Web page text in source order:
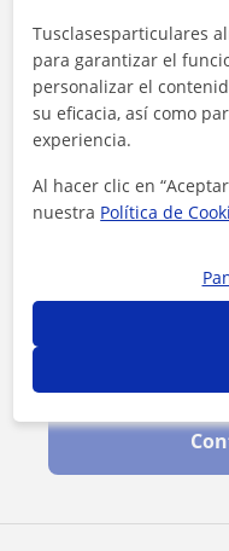
Al hacer clic, aceptas
Tusclasesparticulares
para garantizar el
personalizar el
su eficacia, así como
experiencia.
Al hacer clic en
nuestra Política de